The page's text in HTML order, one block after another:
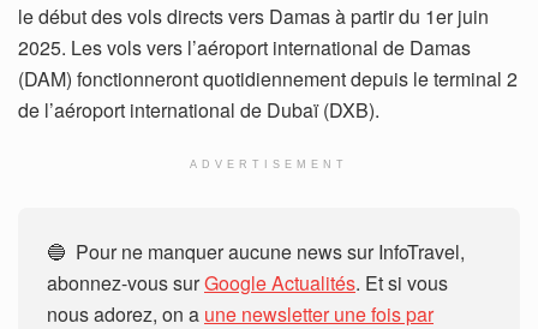
le début des vols directs vers Damas à partir du 1er juin
2025. Les vols vers l’aéroport international de Damas
(DAM) fonctionneront quotidiennement depuis le terminal 2
de l’aéroport international de Dubaï (DXB).
ADVERTISEMENT
🔵 Pour ne manquer aucune news sur InfoTravel,
abonnez-vous surGoogle Actualités. Et si vous
nous adorez, on a une newsletter une fois par